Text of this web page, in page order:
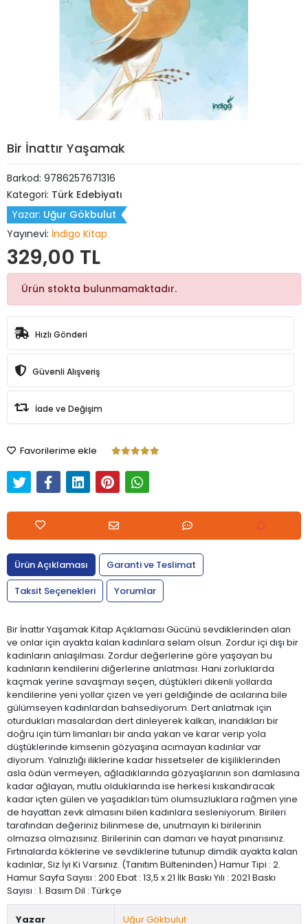
Bir İnattır Yaşamak
Barkod: 9786257671316
Kategori: Türk Edebiyatı
Yazar: Uğur Gökbulut
Yayınevi: İndigo Kitap
329,00 TL
Ürün stokta bulunmamaktadır.
Hızlı Gönderi
Güvenli Alışveriş
İade ve Değişim
Favorilerime ekle
Ürün Açıklaması
Garanti ve Teslimat
Taksit Seçenekleri
Yorumlar
Bir İnattır Yaşamak Kitap Açıklaması Gücünü sevdiklerinden alan
ve onlar için ayakta kalan kadınlara selam olsun. Zordur içi dışı bir
kadınların anlaşılması. Zordur değerlerine göre yaşayan bu
kadınların kendilerini diğerlerine anlatması. Hani zorluklarda
kaçmak yerine savaşmayı seçen, düştükleri dikenli yollarda
kendilerine yeni yollar çizen ve yeri geldiğinde de acılarına bile
gülümseyen kadınlardan bahsediyorum. Dert anlatmak için
oturdukları masalardan dert dinleyerek kalkan, inandıkları bir
doğru için tüm limanları bir anda yakan ve karar verip yola
düştüklerinde kimsenin gözyaşına acımayan kadınlar var
diyorum. Yalnızlığı iliklerine kadar hissetseler de kişiliklerinden
asla ödün vermeyen, ağladıklarında gözyaşlarının son damlasına
kadar ağlayan, mutlu olduklarında ise herkesi kıskandıracak
kadar içten gülen ve yaşadıkları tüm olumsuzluklara rağmen yine
de hayattan zevk almasını bilen kadınlara sesleniyorum. Birileri
tarafından değeriniz bilinmese de, unutmayın ki birilerinin
olmazsa olmazısınız. Birilerinin can damarı ve hayat pınarısınız.
Fırtınalarda köklerine ve sevdiklerine tutunup dimdik ayakta kalan
kadınlar, Siz İyi Ki Varsınız. (Tanıtım Bülteninden) Hamur Tipi : 2.
Hamur Sayfa Sayısı : 200 Ebat : 13,5 x 21 İlk Baskı Yılı : 2021 Baskı
Sayısı : 1. Basım Dil : Türkçe
Yazar Uğur Gökbulut